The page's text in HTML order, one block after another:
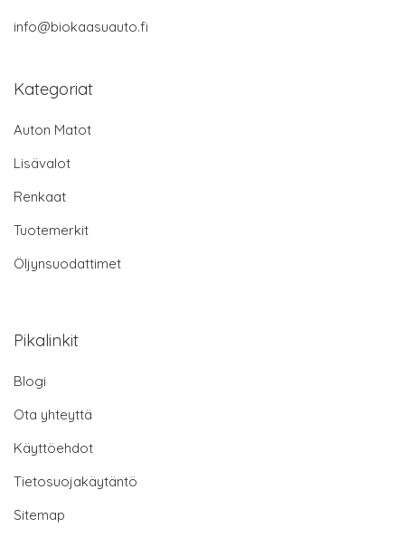
info@biokaasuauto.fi
Kategoriat
Auton Matot
Lisävalot
Renkaat
Tuotemerkit
Öljynsuodattimet
Pikalinkit
Blogi
Ota yhteyttä
Käyttöehdot
Tietosuojakäytäntö
Sitemap